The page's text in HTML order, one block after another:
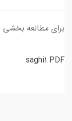
برای مطالعه بخشی
saghi1.PDF